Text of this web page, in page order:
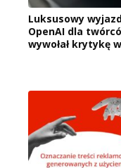
Luksusowy
OpenAI dla
wywołał krytykę